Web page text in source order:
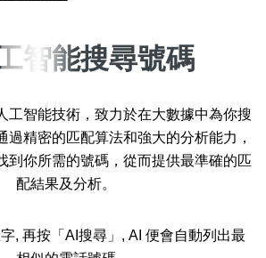
五 六 七 八
智能搜尋號碼
工智能技術，致力於在大數據中為你搜
過精密的匹配算法和強大的分析能力，
到你所需的號碼，從而提供最準確的匹
配結果及分析。
, 再按「AI搜尋」, AI 便會自動列出最